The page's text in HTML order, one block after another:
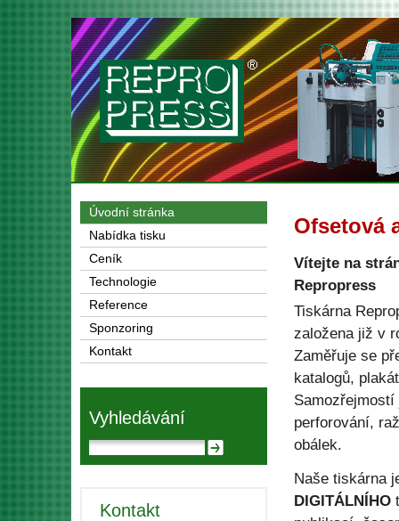
Ofsetová
Vítejte na
Repropress
Tiskárna
založena již v
Zaměřuje se
katalogů,
perforování,
obálek.
Naše tiskárna
DIGITÁLNÍHO
Úvodní stránka
Nabídka tisku
Ceník
Technologie
Reference
Sponzoring
Kontakt
Vyhledávání
Kontakt